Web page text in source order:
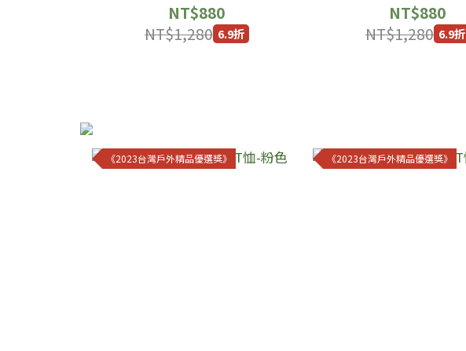
NT$880
NT$1,280 6.9折
NT$880
NT$1,280 6.9折
《2023台灣戶外精品優選獎》 《2023台灣戶外精品優選獎》